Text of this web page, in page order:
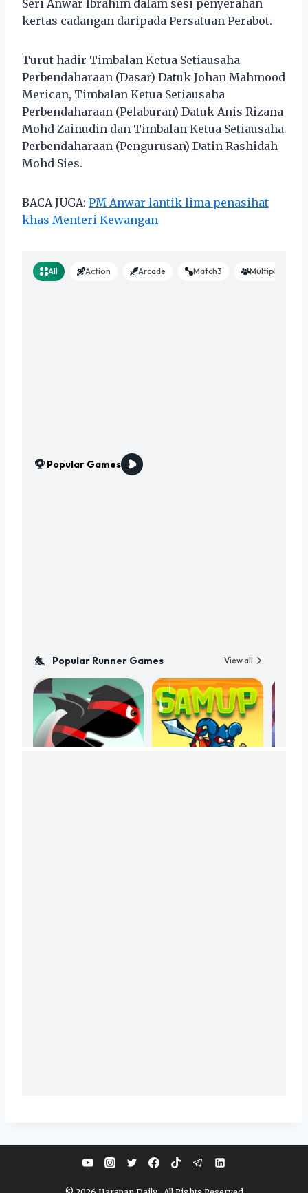
Seri Anwar Ibrahim dalam sesi penyerahan
kertas cadangan daripada Persatuan Perabot.
Turut hadir Timbalan Ketua Setiausaha
Perbendaharaan (Dasar) Datuk Johan Mahmood
Merican, Timbalan Ketua Setiausaha
Perbendaharaan (Pelaburan) Datuk Anis Rizana
Mohd Zainudin dan Timbalan Ketua Setiausaha
Perbendaharaan (Pengurusan) Datin Rashidah
Mohd Sies.
BACA JUGA: PM Anwar lantik lima penasihat
khas Menteri Kewangan